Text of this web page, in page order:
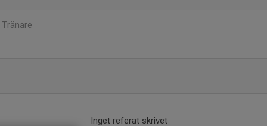
Tränare
Inget referat skrivet